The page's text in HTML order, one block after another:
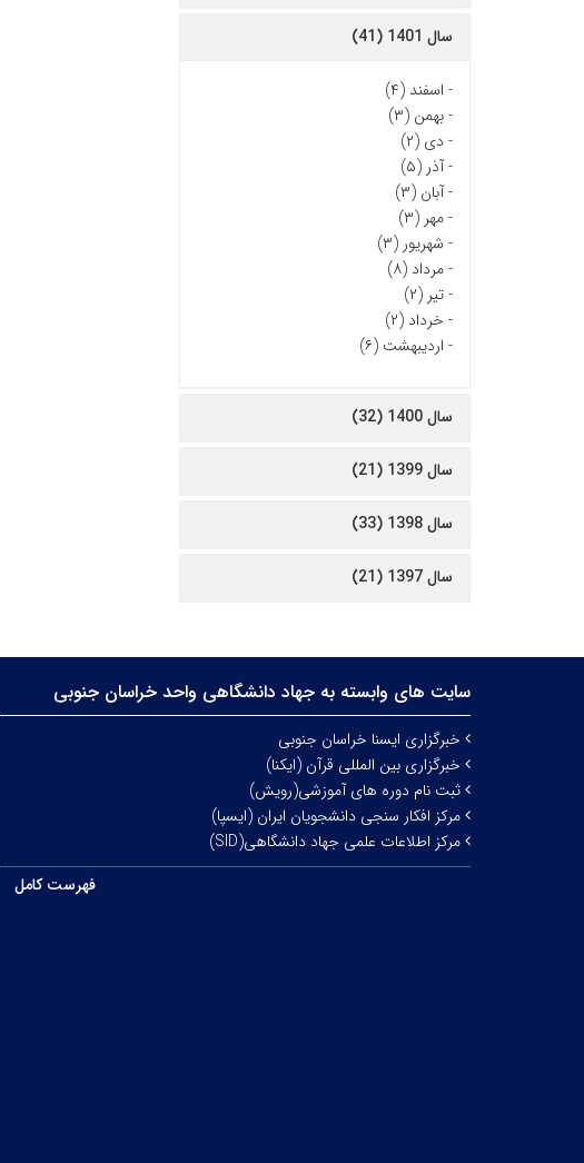
سال 1401 (41)
- اسفند (۴)
-بهمن (۳)
- دی (۲)
-آذر (۵)
-آبان (۳)
-مهر (۳)
- شهریور (۳)
-مرداد (۸)
-تیر (۲)
- خرداد (۲)
- اردیبهشت (۶)
سال 1400 (32)
سال 1399 (21)
سال 1398 (33)
سال 1397 (21)
سایت های وابسته به جهاد دانشگاهی واحد خراسان جنوبی
خبرگزاری ایسنا خراسان جنوبی
خبرگزاری بین المللی قرآن (ایکنا)
ثبت نام دوره های آموزشی(رویش)
مرکز افکار سنجی دانشجویان ایران (ایسپا)
مرکز اطلاعات علمی جهاد دانشگاهی(SID)
فهرست کامل